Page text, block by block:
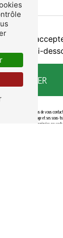
case,
ci-
ENVOYER
sont nécessaires aux fins de vous
à Pharmacie du village et ses sous-
collectées seront communiquées aux